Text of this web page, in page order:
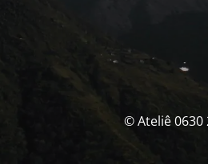
© Ateliê 0630